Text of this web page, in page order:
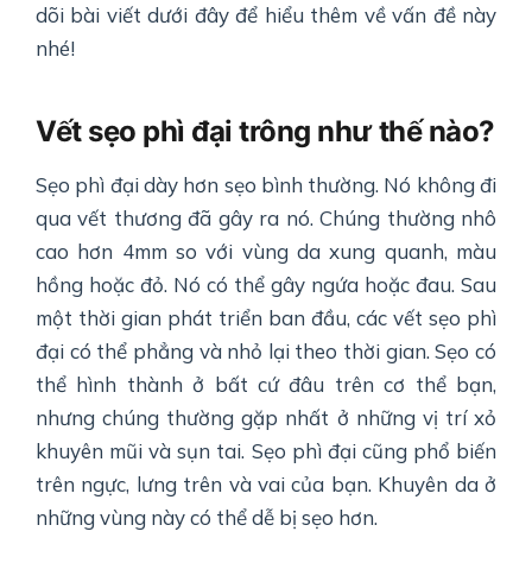
dõi bài viết dưới đây để hiểu thêm về vấn đề này
nhé!
Vết sẹo phì đại trông như thế nào?
Sẹo phì đại dày hơn sẹo bình thường. Nó không đi
qua vết thương đã gây ra nó. Chúng thường nhô
cao hơn 4mm so với vùng da xung quanh, màu
hồng hoặc đỏ. Nó có thể gây ngứa hoặc đau. Sau
một thời gian phát triển ban đầu, các vết sẹo phì
đại có thể phẳng và nhỏ lại theo thời gian. Sẹo có
thể hình thành ở bất cứ đâu trên cơ thể bạn,
nhưng chúng thường gặp nhất ở những vị trí xỏ
khuyên mũi và sụn tai. Sẹo phì đại cũng phổ biến
trên ngực, lưng trên và vai của bạn. Khuyên da ở
những vùng này có thể dễ bị sẹo hơn.